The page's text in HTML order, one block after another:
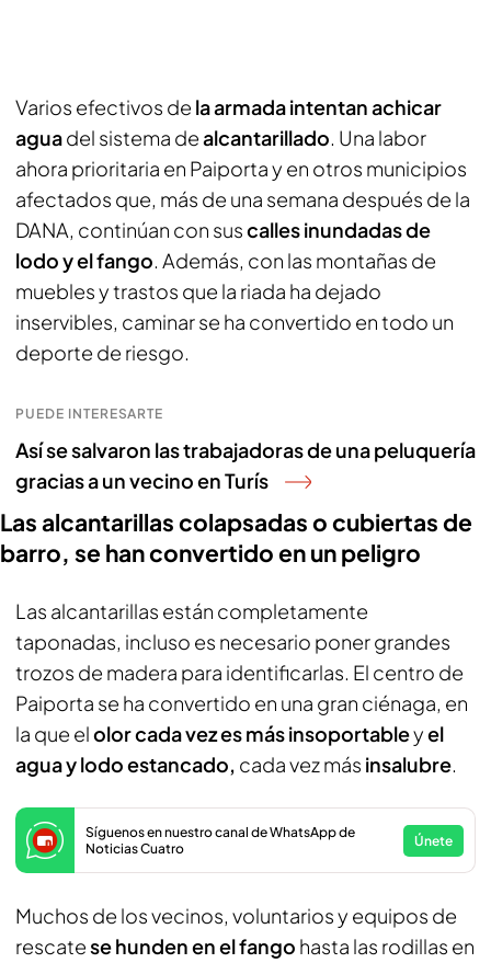
Varios efectivos de la armada intentan achicar
aguadel sistema dealcantarillado. Una labor
ahora prioritaria en Paiporta y en otros municipios
afectados que, más de una semana después de la
DANA, continúan con suscalles inundadas de
lodo y el fango. Además, con las montañas de
muebles y trastos que la riada ha dejado
inservibles, caminar se ha convertido en todo un
deporte de riesgo.
PUEDE INTERESARTE
Así se salvaron las trabajadoras de una peluquería
gracias a un vecino en Turís
Las alcantarillas colapsadas o cubiertas de
barro, se han convertido en un peligro
Las alcantarillas están completamente
taponadas, incluso es necesario poner grandes
trozos de madera para identificarlas. El centro de
Paiporta se ha convertido en una gran ciénaga, en
la que elolor cada vez es más insoportableyel
agua y lodo estancado, cada vez más insalubre.
Síguenos en nuestro canal de WhatsApp de
Noticias Cuatro
Únete
Muchos de los vecinos, voluntarios y equipos de
rescatese hunden en el fango hasta las rodillas en